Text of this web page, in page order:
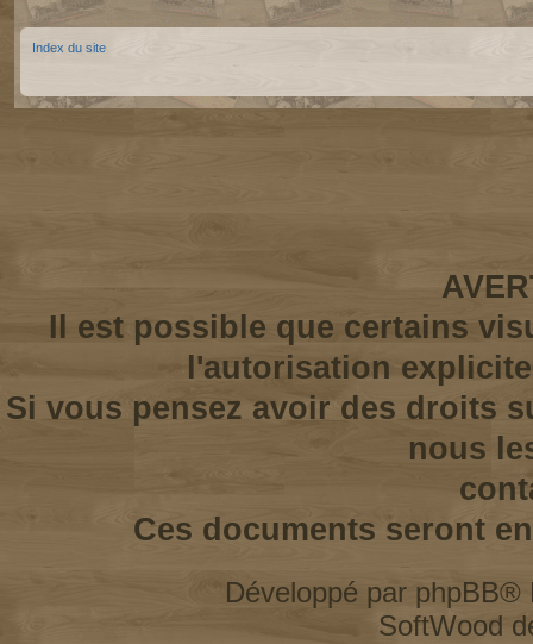
Index du site
Il est possible que certains
l'autorisation
Si vous pensez avoir des droits
nous
Ces documents seront
Développé par phpBB®
SoftWood